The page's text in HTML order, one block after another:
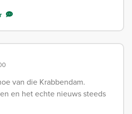
van die Krabbendam.
en het echte nieuws steeds